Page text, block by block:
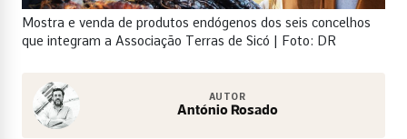
Mostra e venda de produtos endógenos dos seis concelhos
que integram a Associação Terras de Sicó | Foto: DR
AUTOR
António Rosado